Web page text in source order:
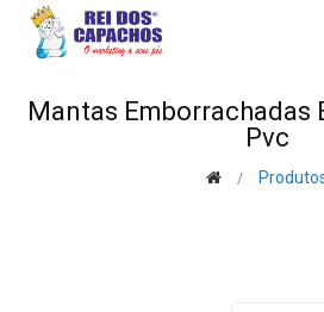
Mantas Emborrachadas
Pvc